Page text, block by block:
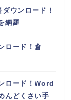
ウンロード！
網羅
ロード！倉
ロード！Word
んどくさい手